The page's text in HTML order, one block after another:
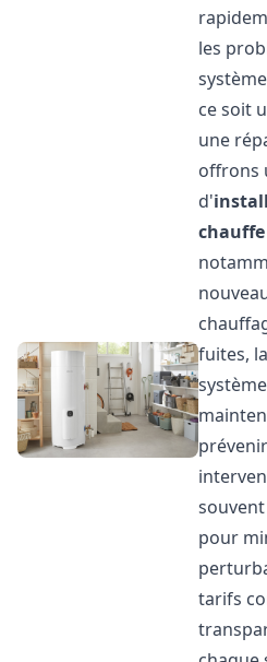
les
ce soit
une
offrons
d'
fuites,
pour
tarifs